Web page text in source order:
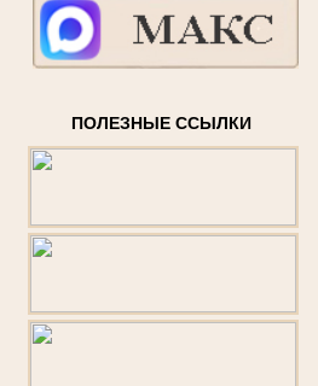
ПОЛЕЗНЫЕ ССЫЛКИ